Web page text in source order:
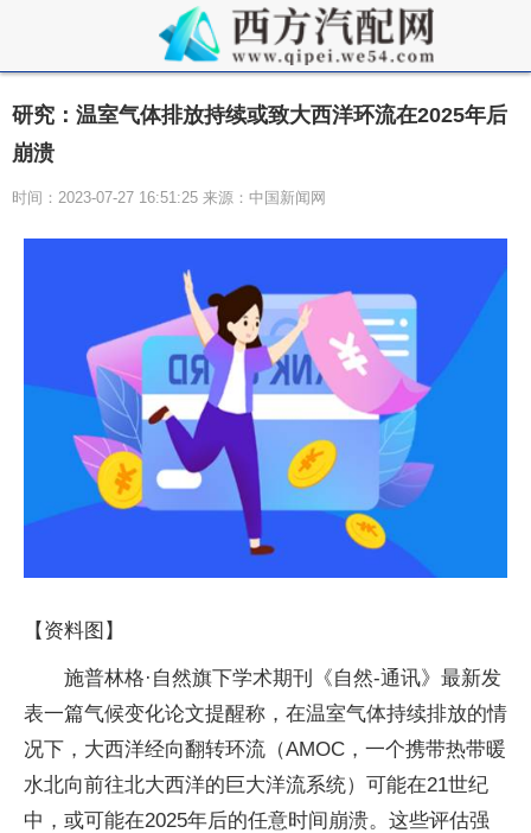
研究：温室气体排放持续或致大西洋环流在2025年后
崩溃
时间：2023-07-27 16:51:25 来源：中国新闻网
【资料图】
施普林格·自然旗下学术期刊《自然-通讯》最新发
表一篇气候变化论文提醒称，在温室气体持续排放的情
况下，大西洋经向翻转环流（AMOC，一个携带热带暖
水北向前往北大西洋的巨大洋流系统）可能在21世纪
中，或可能在2025年后的任意时间崩溃。这些评估强